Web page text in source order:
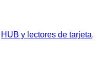
HUB y lectores de tarjeta,